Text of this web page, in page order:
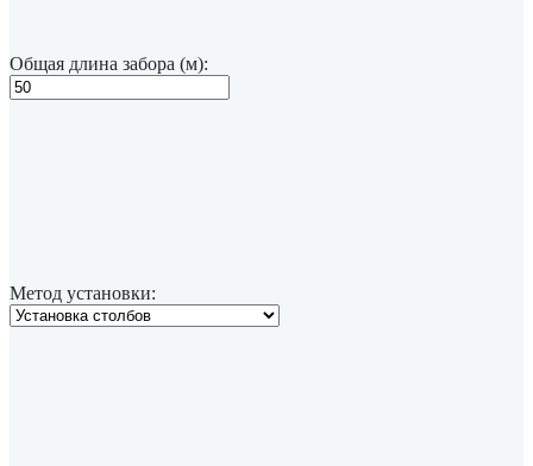
Общая длина забора (м):
Метод установки: